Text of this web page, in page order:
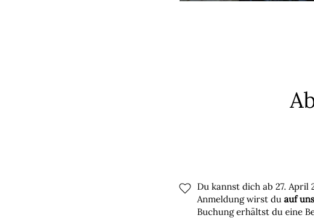
Du kannst dich ab 27.
Anmeldung wirst du auf
Buchung erhältst du eine